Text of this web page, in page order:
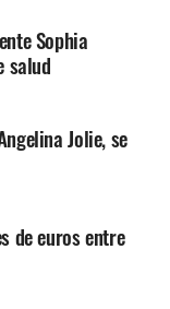
Sophia
salud
Jolie, se
de euros entre